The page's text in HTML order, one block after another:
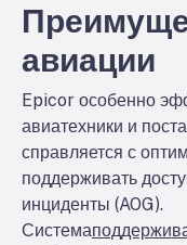
авиации
Epicor особенно
авиатехники и
справляется с
поддерживать
инциденты (AOG).
Система